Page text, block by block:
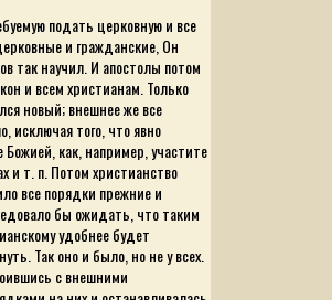
подать церковную и все
и гражданские, Он
так научил. И апостолы потом
и всем христианам. Только
новый; внешнее же все
исключая того, что явно
как, например, участите
и т. п. Потом христианство
все порядки прежние и
бы ожидать, что таким
удобнее будет
Так оно и было, но не у всех.
с внешними